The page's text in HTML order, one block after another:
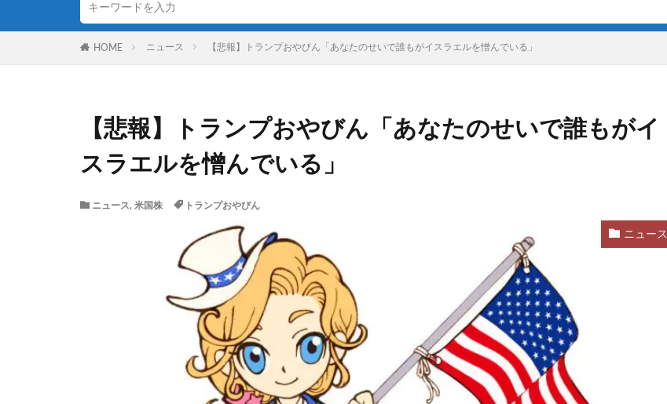
HOME ニュース 【悲報】トランプおやびん「あなたのせいで誰もがイスラエルを憎んでいる」
【悲報】トランプおやびん「あなたのせいで誰もがイ
スラエルを憎んでいる」
ニュース, 米国株 トランプおやびん
ニュース